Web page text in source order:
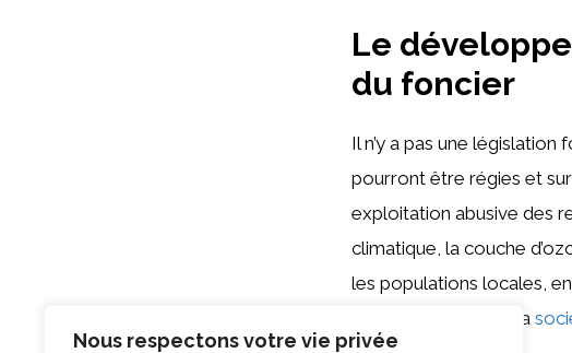
Nous respectons votre vie privée
Le
du foncier
Il n’y a pas une
pourront être régies et
exploitation abusive des
climatique, la couche
les populations locales,
manière lente, c’est la